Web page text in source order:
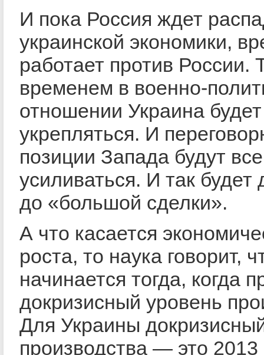
И пока Россия ждет
украинской экономики,
работает против России.
временем в военно-
отношении Украина будет
укрепляться. И
позиции Запада будут все
усиливаться. И так будет
до «большой сделки».
А что касается
роста, то наука говорит,
начинается тогда, когда
докризисный уровень
Для Украины
производства — это 2013